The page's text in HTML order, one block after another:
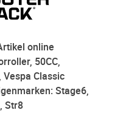
online
50CC,
Classic
Stage6,
Str8